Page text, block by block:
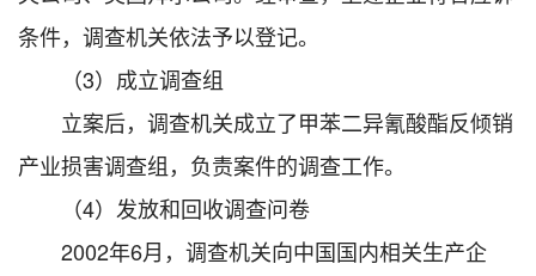
条件，调查机关依法予以登记。
（3）成立调查组
立案后，调查机关成立了甲苯二异氰酸酯反倾销
产业损害调查组，负责案件的调查工作。
（4）发放和回收调查问卷
2002年6月，调查机关向中国国内相关生产企